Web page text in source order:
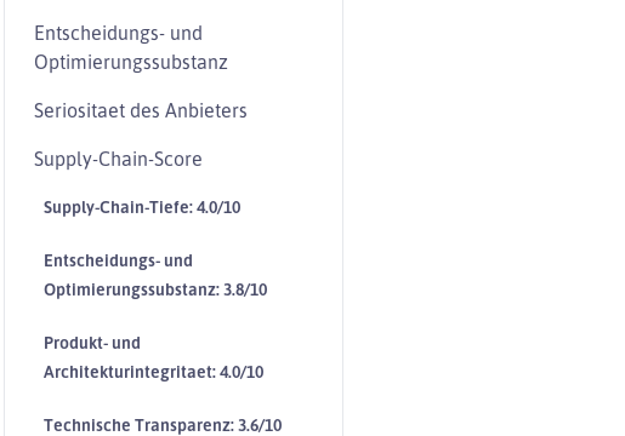
Entscheidungs- und
Optimierungssubstanz
Seriositaet des Anbieters
Supply-Chain-Score
Supply-Chain-Tiefe: 4.0/10
Entscheidungs- und
Optimierungssubstanz: 3.8/10
Produkt- und
Architekturintegritaet: 4.0/10
Technische Transparenz: 3.6/10